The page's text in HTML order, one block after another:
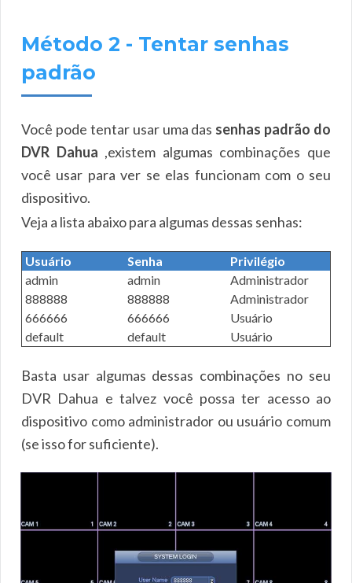
Método 2 - Tentar senhas
padrão
Você pode tentar usar uma das senhas padrão do
DVR Dahua ,existem algumas combinações que
você usar para ver se elas funcionam com o seu
dispositivo.
Veja a lista abaixo para algumas dessas senhas:
Usuário Senha
Privilégio
admin
admin
Administrador
888888
888888
Administrador
666666
666666
Usuário
default
default Usuário
Basta usar algumas dessas combinações no seu
DVR Dahua e talvez você possa ter acesso ao
dispositivo como administrador ou usuário comum
(se isso for suficiente).